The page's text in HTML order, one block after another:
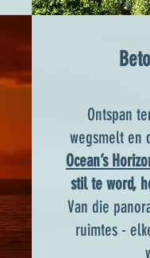
Ontspan
wegsmelt en
Ocean’s
stil te word,
Van die
ruimtes -